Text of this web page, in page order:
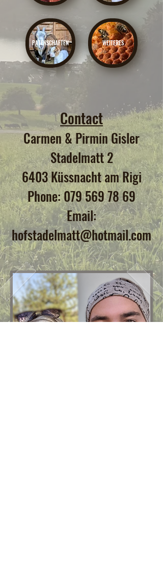
PATENSCHAFTEN WEITERES
Contact
Carmen & Pirmin Gisler
Stadelmatt 2
6403 Küssnacht am Rigi
Phone:079 569 78 69
Email:
hofstadelmatt@hotmail.com